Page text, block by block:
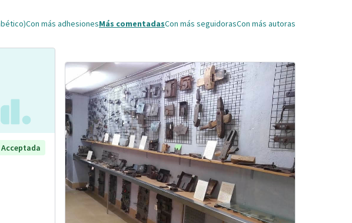
Con más adhesionesMás comentadasCon más seguidorasCon más autoras
Acceptada